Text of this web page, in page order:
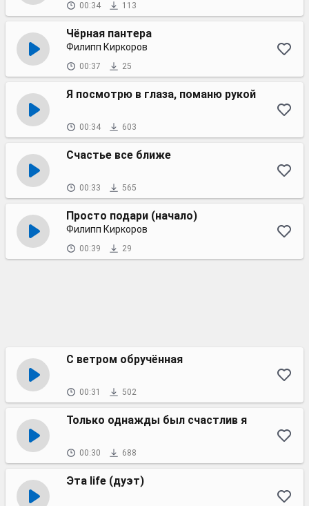
00:34 113
Чёрная пантера
Филипп Киркоров
00:37 25
Я посмотрю в глаза, поманю рукой
00:34 603
Счастье все ближе
00:33 565
Просто подари (начало)
Филипп Киркоров
00:39 29
С ветром обручённая
00:31 502
Только однажды был счастлив я
00:30 688
Эта life (дуэт)